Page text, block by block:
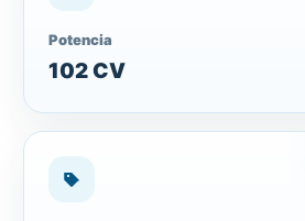
Potencia
102 CV